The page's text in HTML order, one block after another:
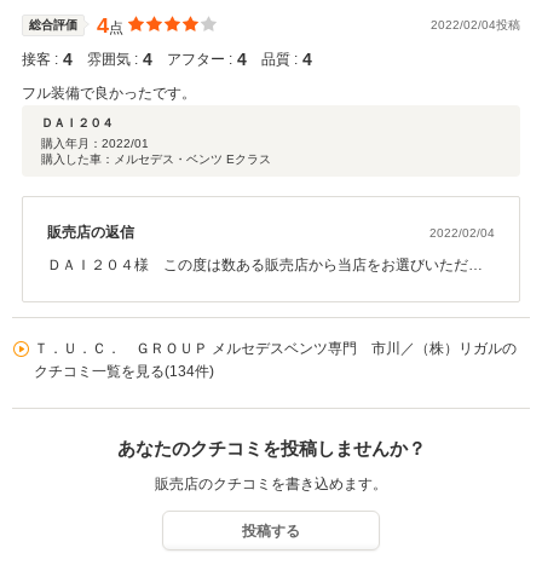
総合評価 4点 2022/02/04投稿
接客 : 4 雰囲気 : 4 アフター : 4 品質 : 4
フル装備で良かったです。
ＤＡＩ２０４
購入年月： 2022/01
購入した車：メルセデス・ベンツ Eクラス
販売店の返信 2022/02/04
ＤＡＩ２０４様 この度は数ある販売店から当店をお選びいただき
ださいませ。
Ｔ．Ｕ．Ｃ． ＧＲＯＵＰ メルセデスベンツ専門 市川／（株）リガルの
クチコミ一覧を見る(134件)
あなたのクチコミを投稿しませんか？
販売店のクチコミを書き込めます。
投稿する